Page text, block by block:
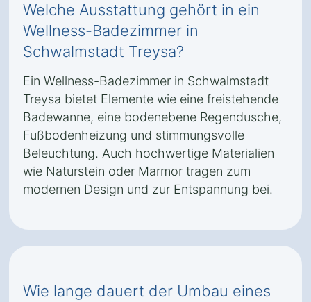
Welche Ausstattung gehört in ein
Wellness-Badezimmer in
Schwalmstadt Treysa?
Ein Wellness-Badezimmer in Schwalmstadt
Treysa bietet Elemente wie eine freistehende
Badewanne, eine bodenebene Regendusche,
Fußbodenheizung und stimmungsvolle
Beleuchtung. Auch hochwertige Materialien
wie Naturstein oder Marmor tragen zum
modernen Design und zur Entspannung bei.
Wie lange dauert der Umbau eines